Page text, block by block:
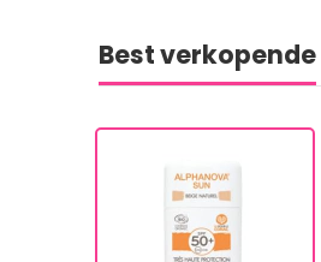
Best verkopende